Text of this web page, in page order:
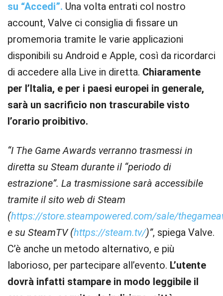
su “Accedi”. Una volta entrati col nostro
account, Valve ci consiglia di fissare un
promemoria tramite le varie applicazioni
disponibili su Android e Apple, così da ricordarci
di accedere alla Live in diretta. Chiaramente
per l’Italia, e per i paesi europei in generale,
sarà un sacrificio non trascurabile visto
l’orario proibitivo.
“I The Game Awards verranno trasmessi in
diretta su Steam durante il “periodo di
estrazione”. La trasmissione sarà accessibile
tramite il sito web di Steam
(https://store.steampowered.com/sale/
e su SteamTV (https://steam.tv/)”, spiega Valve.
C’è anche un metodo alternativo, e più
laborioso, per partecipare all’evento. L’utente
dovrà infatti stampare in modo leggibile il